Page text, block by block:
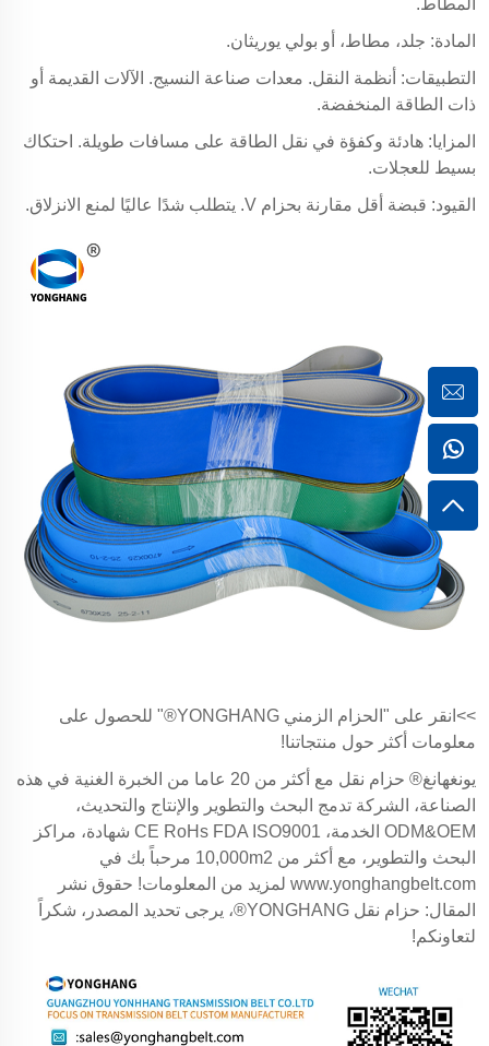
المطاط.
المادة: جلد، مطاط، أو بولي يوريثان.
التطبيقات: أنظمة النقل. معدات صناعة النسيج. الآلات القديمة أو
ذات الطاقة المنخفضة.
المزايا: هادئة وكفؤة في نقل الطاقة على مسافات طويلة. احتكاك
بسيط للعجلات.
القيود: قبضة أقل مقارنة بحزام V. يتطلب شدًا عاليًا لمنع الانزلاق.
>>انقر على "الحزام الزمني YONGHANG®" للحصول على
معلومات أكثر حول منتجاتنا!
يونغهانغ® حزام نقل مع أكثر من 20 عاما من الخبرة الغنية في هذه
الصناعة، الشركة تدمج البحث والتطوير والإنتاج والتحديث،
ODM&OEM الخدمة، CE RoHs FDA ISO9001 شهادة، مراكز
البحث والتطوير، مع أكثر من 10,000m2 مرحباً بك في
www.yonghangbelt.com لمزيد من المعلومات! حقوق نشر
المقال: حزام نقل YONGHANG®، يرجى تحديد المصدر، شكراً
لتعاونكم!